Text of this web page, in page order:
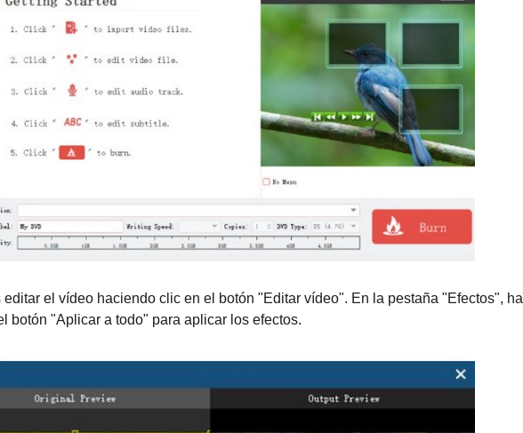
editar el vídeo haciendo clic en el botón "Editar vídeo". En la pestaña "Efectos",
botón "Aplicar a todo" para aplicar los efectos.